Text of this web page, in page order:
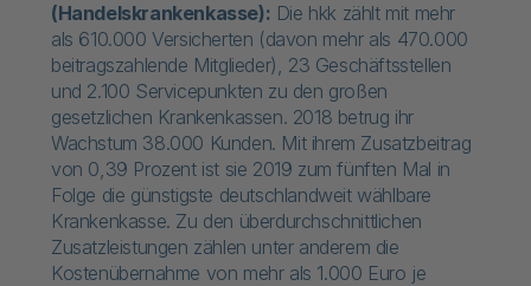
(Handelskrankenkasse): Die hkk zählt mit mehr
als 610.000 Versicherten (davon mehr als 470.000
beitragszahlende Mitglieder), 23 Geschäftsstellen
und 2.100 Servicepunkten zu den großen
gesetzlichen Krankenkassen. 2018 betrug ihr
Wachstum 38.000 Kunden. Mit ihrem Zusatzbeitrag
von 0,39 Prozent ist sie 2019 zum fünften Mal in
Folge die günstigste deutschlandweit wählbare
Krankenkasse. Zu den überdurchschnittlichen
Zusatzleistungen zählen unter anderem die
Kostenübernahme von mehr als 1.000 Euro je